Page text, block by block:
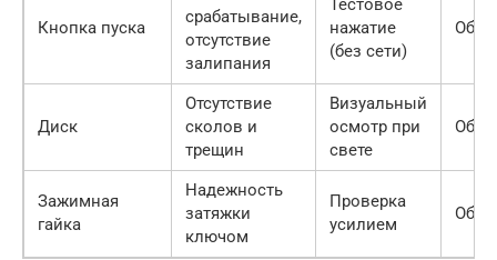
Кнопка пуска
срабатывание,
отсутствие
залипания
Тестовое
нажатие
(без сети)
Диск
Отсутствие
сколов и
трещин
Визуальный
осмотр при
свете
Зажимная
гайка
Надежность
затяжки
ключом
Проверка
усилием